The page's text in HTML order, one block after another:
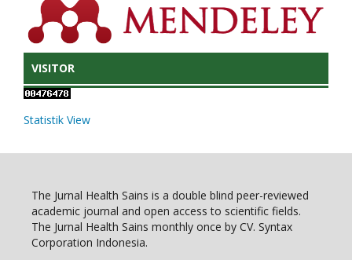
VISITOR
Statistik View
The Jurnal Health Sains is a double blind peer-reviewed
academic journal and open access to scientific fields.
The Jurnal Health Sains monthly once by CV. Syntax
Corporation Indonesia.